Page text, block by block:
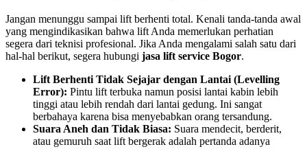
Jangan menunggu sampai lift berhenti total. Kenali tanda-tanda awal
yang mengindikasikan bahwa lift Anda memerlukan perhatian
segera dari teknisi profesional. Jika Anda mengalami salah satu dari
hal-hal berikut, segera hubungi jasa lift service Bogor.
Lift Berhenti Tidak Sejajar dengan Lantai (Levelling
Error): Pintu lift terbuka namun posisi lantai kabin lebih
tinggi atau lebih rendah dari lantai gedung. Ini sangat
berbahaya karena bisa menyebabkan orang tersandung.
Suara Aneh dan Tidak Biasa: Suara mendecit, berderit,
atau gemuruh saat lift bergerak adalah pertanda adanya